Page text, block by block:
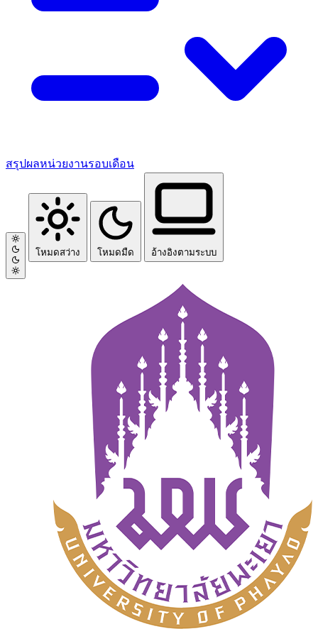
สรุปผลหน่วยงานรอบเดือน
โหมดสว่าง โหมดมืด อ้างอิงตามระบบ